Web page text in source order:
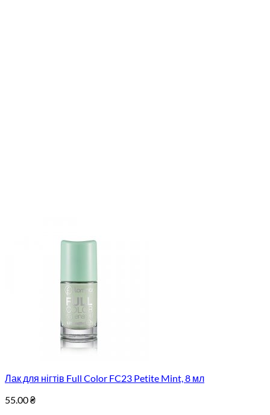
Лак для нігтів Full Color FC23 Petite Mint, 8 мл
55.00₴